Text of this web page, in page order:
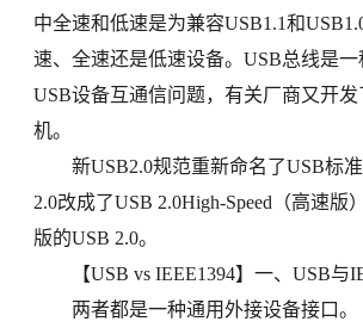
中全速和低速是为兼容USB1.1和
速、全速还是低速设备。USB总线是
USB设备互通信问题，有关厂商又开
机。
新USB2.0规范重新命名了USB标准
2.0改成了USB 2.0High-Speed（高速
版的USB 2.0。
【USB vs IEEE1394】一、USB与
两者都是一种通用外接设备接口。